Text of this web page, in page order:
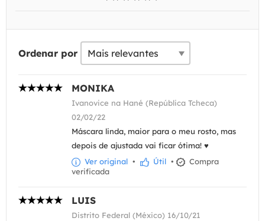
Ordenar por
MONIKA
Ivanovice na Hané (República Tcheca)
02/02/22
Máscara linda, maior para o meu rosto, mas
depois de ajustada vai ficar ótima! ♥
Ver original • Útil •
Compra
verificada
LUIS
Distrito Federal (México) 16/10/21